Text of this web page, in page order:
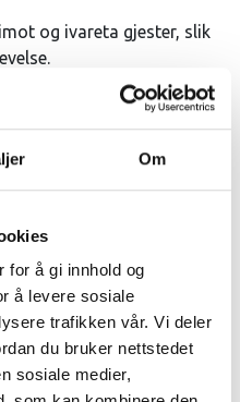
Om
for å gi innhold og
å levere sosiale
trafikken vår. Vi deler
du bruker nettstedet
sosiale medier,
og ivareta gjester, slik
interaktive installasjoner
ryddige og
og
og trives med å
og har lyst til å dele